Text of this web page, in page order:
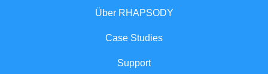
Über RHAPSODY
Case Studies
Support